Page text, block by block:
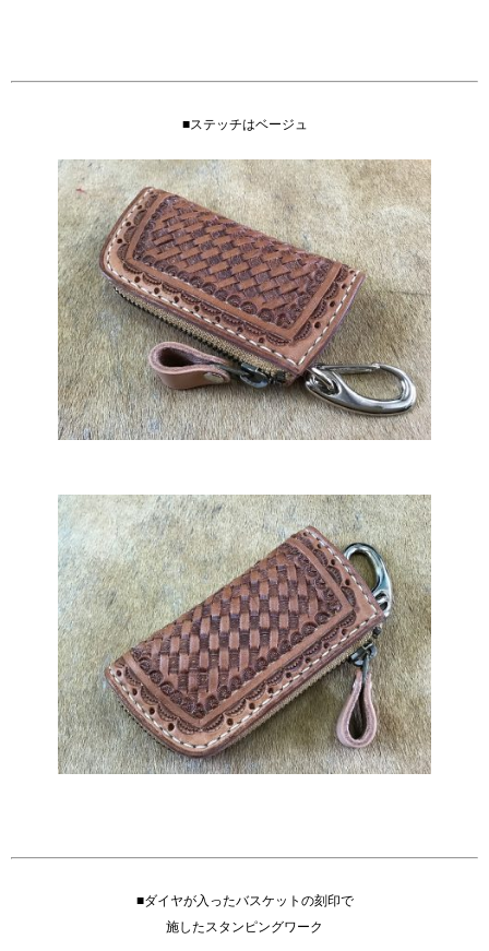
■ステッチはベージュ
■ダイヤが入ったバスケットの刻印で
施したスタンピングワーク